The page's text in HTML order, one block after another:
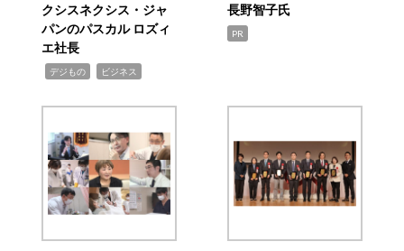
クシスネクシス・ジャ
パンのパスカル ロズィ
エ社長
デジもの ビジネス
長野智子氏
PR